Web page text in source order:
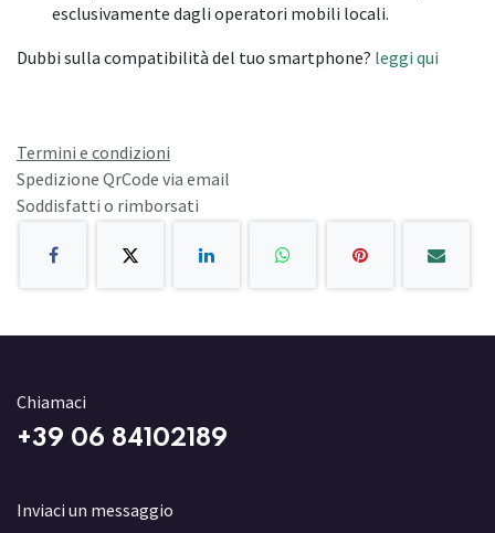
esclusivamente dagli operatori mobili locali.
Dubbi sulla compatibilità del tuo smartphone? leggi qui
Termini e condizioni
Spedizione QrCode via email
Soddisfatti o rimborsati
Chiamaci
+39 06 84102189
Inviaci un messaggio